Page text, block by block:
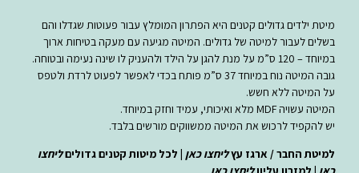
מיטת ילדים גדולים קטנים היא הפתרון המומלץ עבור פעוטות שגדלו והם
בשלים לעבור למיטה של גדולים. המיטה מגיעה עם מעקה בטיחות ארוך
במיוחד – 120 ס”מ על מנת להגן על הילד ולהעניק לו שינה נעימה ובטוחה.
גובה המיטה נוח במיוחד 37 ס”מ פותח בכדי לאפשר לפעוט לרדת ולטפס
על המיטה ללא חשש.
המיטה עשויה MDF מלא ואיכותי, עמיד וחזק במיוחד.
יש להקפיד לרכוש את המיטה ממשווקים מורשים בלבד.
למיטת החבר / ארגז עץליחצו כאן | לכל מיטות קטנים גדוליםליחצו